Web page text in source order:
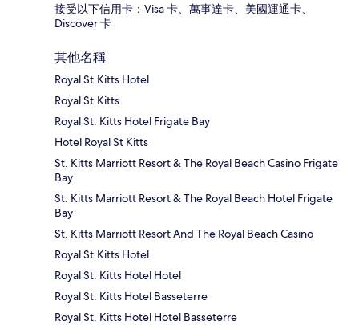
接受以下信用卡：Visa 卡、萬事達卡、美國運通卡、
Discover 卡
其他名稱
Royal St.Kitts Hotel
Royal St.Kitts
Royal St. Kitts Hotel Frigate Bay
Hotel Royal St Kitts
St. Kitts Marriott Resort & The Royal Beach Casino Frigate
Bay
St. Kitts Marriott Resort & The Royal Beach Hotel Frigate
Bay
St. Kitts Marriott Resort And The Royal Beach Casino
Royal St.Kitts Hotel
Royal St. Kitts Hotel Hotel
Royal St. Kitts Hotel Basseterre
Royal St. Kitts Hotel Hotel Basseterre